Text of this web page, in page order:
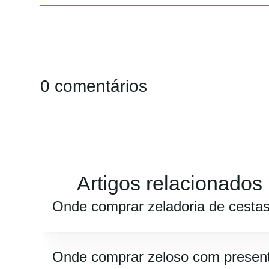
0 comentários
Artigos relacionados
Onde comprar zeladoria de
Onde comprar zeloso com